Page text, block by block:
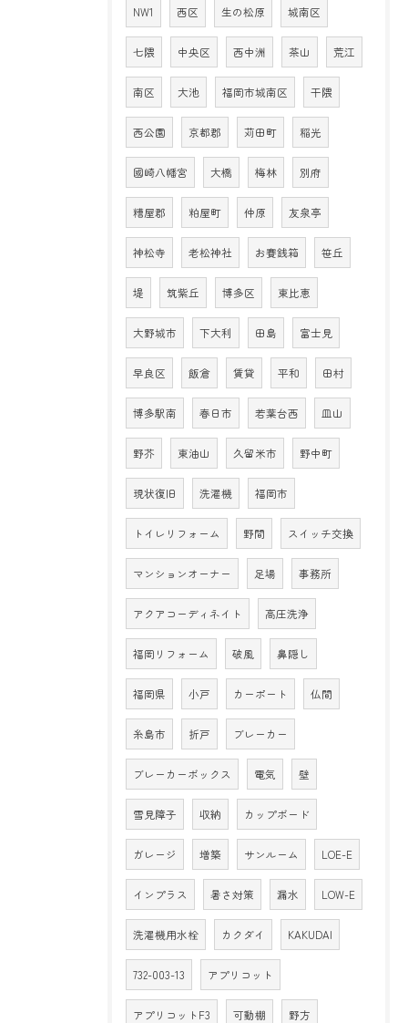
NW1 西区 生の松原 城南区
七隈 中央区 西中洲 茶山 荒江
南区 大池 福岡市城南区 干隈
西公園 京都郡 苅田町 稲光
國崎八幡宮 大橋 梅林 別府
糟屋郡 粕屋町 仲原 友泉亭
神松寺 老松神社 お賽銭箱 笹丘
堤 筑紫丘 博多区 東比恵
大野城市 下大利 田島 富士見
早良区 飯倉 賃貸 平和 田村
博多駅南 春日市 若葉台西 皿山
野芥 東油山 久留米市 野中町
現状復旧 洗濯機 福岡市
トイレリフォーム 野間 スイッチ交換
マンションオーナー 足場 事務所
アクアコーディネイト 高圧洗浄
福岡リフォーム 破風 鼻隠し
福岡県 小戸 カーポート 仏間
糸島市 折戸 ブレーカー
ブレーカーボックス 電気 壁
雪見障子 収納 カップボード
ガレージ 増築 サンルーム LOE-E
インプラス 暑さ対策 漏水 LOW-E
洗濯機用水栓 カクダイ KAKUDAI
732-003-13 アプリコット
アプリコットF3 可動棚 野方